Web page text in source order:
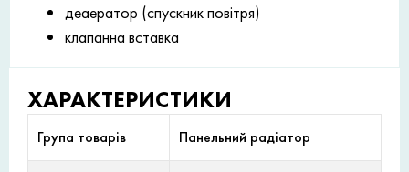
деаератор (спускник повітря)
клапанна вставка
ХАРАКТЕРИСТИКИ
Група товарів Панельний радіатор